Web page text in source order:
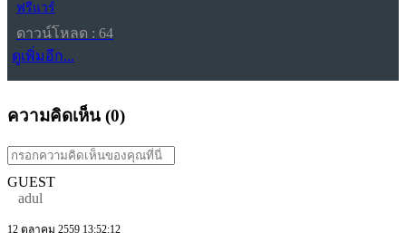
ฟรีแวร์
ดาวน์โหลด : 64
ดูเพิ่มอีก...
ความคิดเห็น (0)
GUEST
adul
12 ตุลาคม 2559 13:52:12